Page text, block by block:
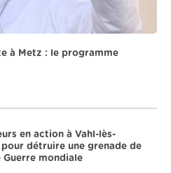
à Metz : le programme
en action à Vahl-lès-
détruire une grenade de
Guerre mondiale